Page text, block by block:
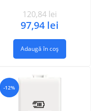
120,84 lei
97,94 lei
Adaugă în coș
-12%